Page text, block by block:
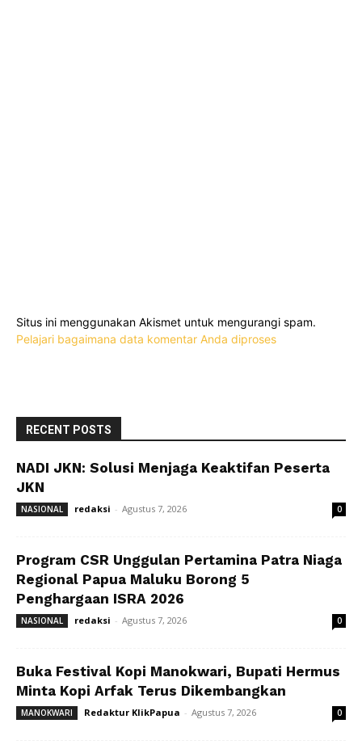
Situs ini menggunakan Akismet untuk mengurangi spam.
Pelajari bagaimana data komentar Anda diproses
RECENT POSTS
NADI JKN: Solusi Menjaga Keaktifan Peserta
JKN
NASIONAL redaksi - Agustus 7, 2026 0
Program CSR Unggulan Pertamina Patra Niaga
Regional Papua Maluku Borong 5
Penghargaan ISRA 2026
NASIONAL redaksi - Agustus 7, 2026 0
Buka Festival Kopi Manokwari, Bupati Hermus
Minta Kopi Arfak Terus Dikembangkan
MANOKWARI Redaktur KlikPapua - Agustus 7, 2026 0